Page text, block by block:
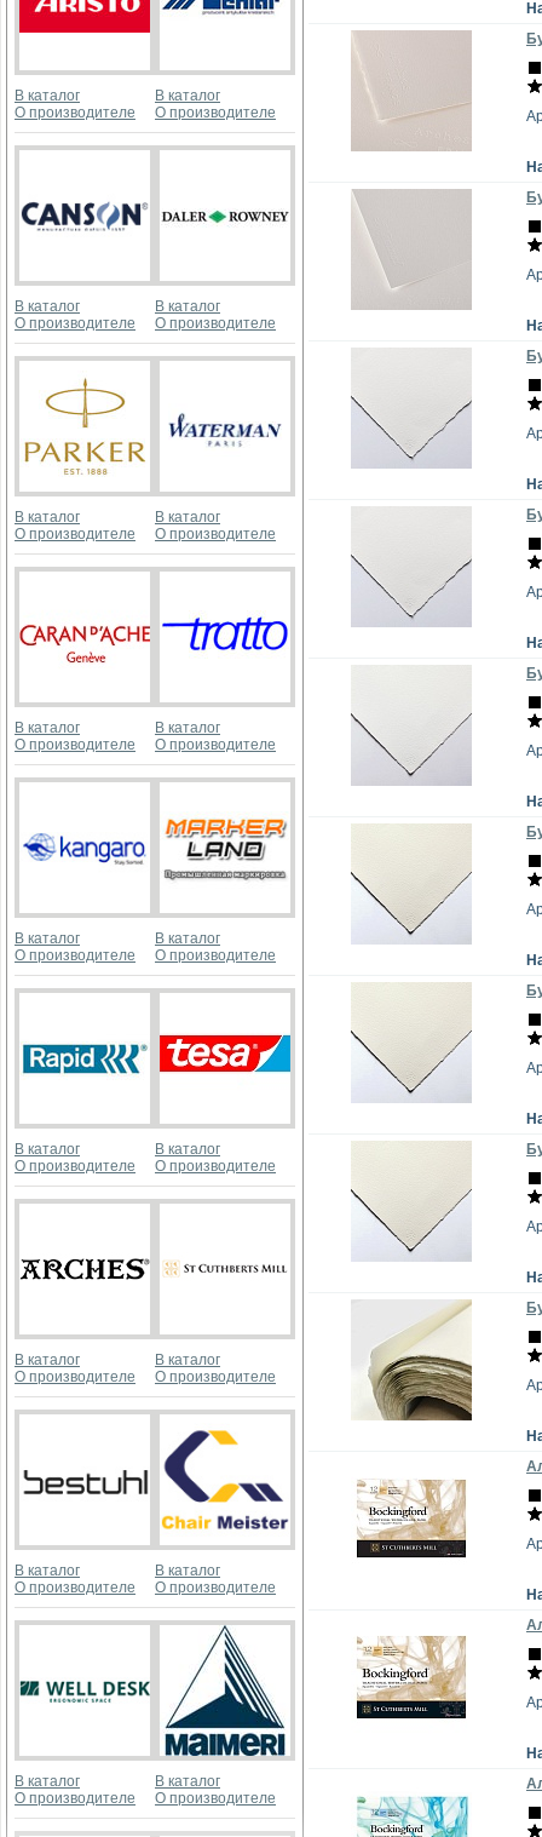
В каталог
О производителе
В каталог
О производителе
В каталог
О производителе
В каталог
О производителе
В каталог
О производителе
В каталог
О производителе
В каталог
О производителе
В каталог
О производителе
В каталог
О производителе
В каталог
О производителе
В каталог
О производителе
В каталог
О производителе
В каталог
О производителе
В каталог
О производителе
В каталог
О производителе
В каталог
О производителе
В каталог
О производителе
В каталог
О производителе